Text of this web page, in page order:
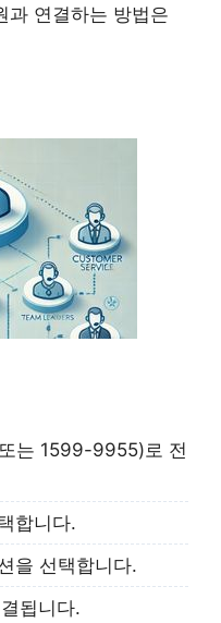
과 연결하는 방법은
는 1599-9955)로 전
합니다.
을 선택합니다.
됩니다.